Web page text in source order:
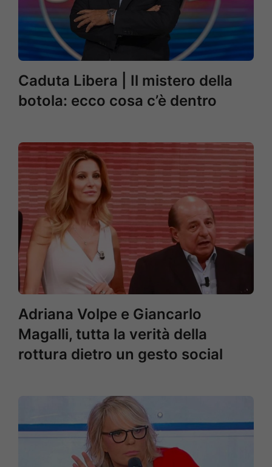
Caduta Libera | Il mistero della
botola: ecco cosa c’è dentro
Adriana Volpe e Giancarlo
Magalli, tutta la verità della
rottura dietro un gesto social